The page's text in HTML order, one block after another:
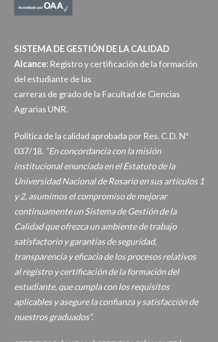
SISTEMA DE GESTIÓN DE LA CALIDAD
Alcance: Registro y certificación de la formación
del estudiante de las
carreras de grado de la Facultad de Ciencias
Agrarias UNR.
Política de la calidad aprobada por Res. C.D. Nº
037/18. “En concordancia con la misión
institucional enunciada en el Estatuto de la
Universidad Nacional de Rosario en sus artículos 1
y 2, asumimos el compromiso de mejorar
continuamente un Sistema de Gestión de la
Calidad que ofrezca un ambiente de trabajo
satisfactorio y garantías de seguridad,
transparencia y eficacia de los procesos relativos
al registro y certificación de la formación del
estudiante, que cumpla con los requisitos
aplicables y asegure la confianza y satisfacción de
nuestros graduados”.